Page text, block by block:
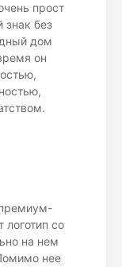
прост
знак без
дом
он
логотип со
на нем
нее